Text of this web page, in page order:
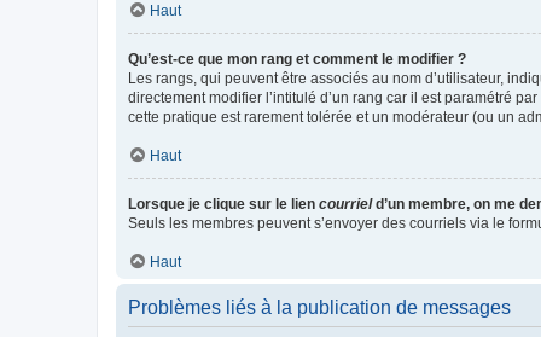
Haut
Qu’est-ce que mon rang et comment le modifier ?
Les rangs, qui peuvent être associés au nom d’utilisateur,
directement modifier l’intitulé d’un rang car il est paramétré
cette pratique est rarement tolérée et un modérateur (ou un
Haut
Lorsque je clique sur le lien courrield’un membre, on me
Seuls les membres peuvent s’envoyer des courriels via le
Haut
Problèmes liés à la publication de messages